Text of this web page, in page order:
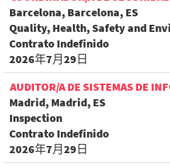
Barcelona, Barcelona, ES
Quality, Health, Safety and
Contrato Indefinido
2026年7月29日
AUDITOR/A DE SISTEMAS DE
Madrid, Madrid, ES
Inspection
Contrato Indefinido
2026年7月29日